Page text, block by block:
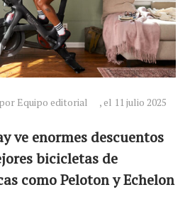
Equipo editorial , el 11 julio 2025
ve enormes descuentos
bicicletas de
como Peloton y Echelon